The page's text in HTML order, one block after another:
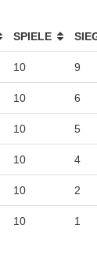
SPIELE
10 9
10 6
10 5
10 4
10 2
10 1